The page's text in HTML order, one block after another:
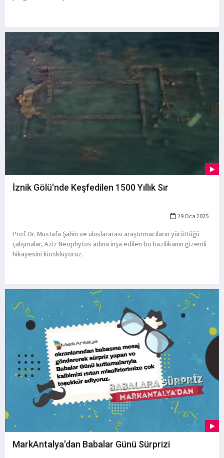
İznik Gölü'nde Keşfedilen 1500 Yıllık Sır
29 Oca 2025
Prof. Dr. Mustafa Şahin ve uluslararası araştırmacıların yürüttüğü
çalışmalar, Aziz Neophytos adına inşa edilen bu bazilikanın gizemli
hikayesini kioskluyoruz.
MarkAntalya’dan Babalar Günü Sürprizi